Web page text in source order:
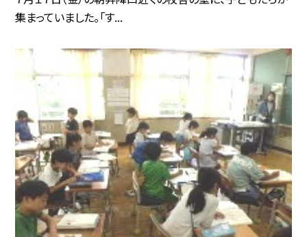
集まっていました。「す...